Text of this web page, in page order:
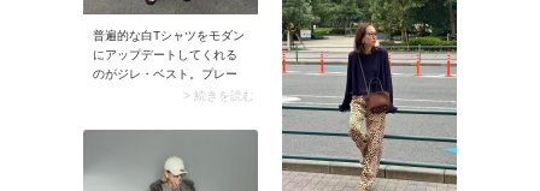
としても持てるので、使い
勝手は抜群です。
普遍的な白Tシャツをモダン
にアップデートしてくれる
のがジレ・ベスト。プレー
ンなモノトーンコーデに白
が出て洗練された印象に。
> 続きを読む